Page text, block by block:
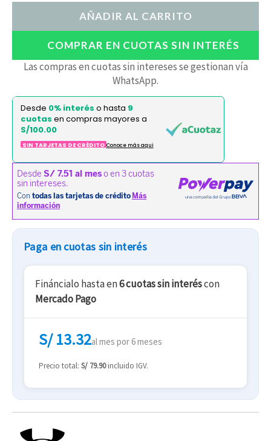
AÑADIR AL CARRITO
COMPRAR EN CUOTAS SIN INTERÉS
Las compras en cuotas sin intereses se gestionan vía
WhatsApp.
Desde 0% interés o hasta 9
cuotas en compras mayores a
S/100.00
SIN TARJETAS DE CRÉDITO Conoce más aqui
Paga en cuotas sin interés
Fináncialo hasta en6 cuotas sin interéscon
Mercado Pago
S/ 13.32al mes por 6 meses
Precio total: S/ 79.90incluido IGV.